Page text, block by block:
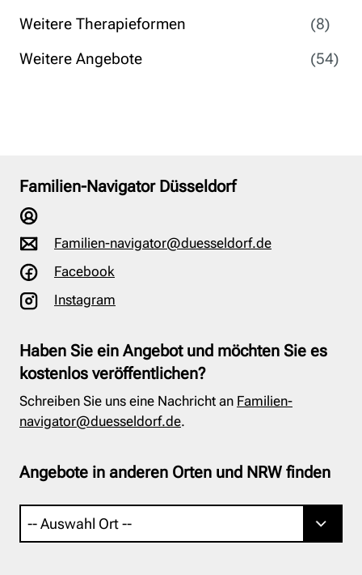
Weitere Therapieformen
(8)
Weitere Angebote
(54)
Familien-Navigator Düsseldorf
Familien-navigator@duesseldorf.de
Facebook
Instagram
Haben Sie ein Angebot und möchten Sie es
kostenlos veröffentlichen?
Schreiben Sie uns eine Nachricht an Familien-
navigator@duesseldorf.de.
Angebote in anderen Orten und NRW finden